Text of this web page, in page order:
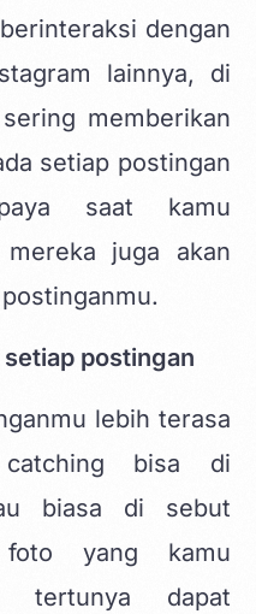
dengan
lainnya, di
memberikan
setiap postingan
saat kamu
juga akan
setiap postingan
lebih terasa
bisa di
biasa di sebut
yang kamu
tertunya dapat